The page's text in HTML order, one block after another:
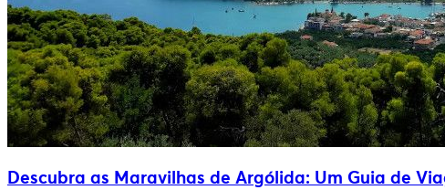
Descubra as Maravilhas de Argólida: Um Guia de